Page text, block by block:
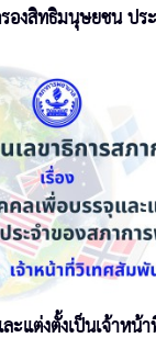
องสิทธิมนุษยชน ป
แต่งตั้งเป็นเจ้าหน้